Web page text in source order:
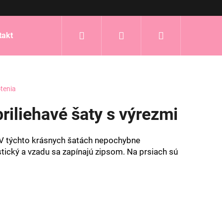
Prihlásenie
šaty s výrezmi
týchto krásnych šatách nepochybne
a vzadu sa zapínajú zipsom. Na prsiach sú